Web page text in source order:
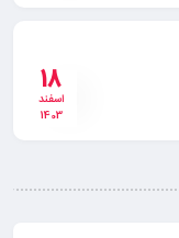
18
اسفند
1403